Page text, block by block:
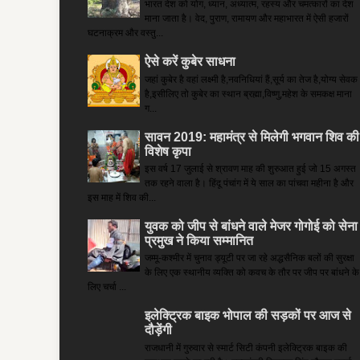
भारत देश को योग, ध्यान, अध्यात्म, रहस्य और चमत्कारों का देश
माना जाता है। वेद, पुराण, रामायण और महाभारत में ऐसी हजारों
घटनाक्रम और वस्तु...
ऐसे करें कुबेर साधना
जहां कुबेर है­ वहां लक्ष्मी है,नवनिधियां हैं,सूर्य का तेज है,योग्य सेवक
है,इसीलिए तो कुबेर का स्थान ब्रह्मा,विष्णु,महेश के समकक्ष माना
ग...
सावन 2019: महामंत्र से मिलेगी भगवान शिव की
विशेष कृपा
इस वर्ष 17 जुलाई से श्रावण माह की शुरुआत हुई जो 15 अगस्त
तक रहने वाला है। हिंदू पंचांग में ये साल का पांचवा महीना है और
इस माह में शिव की...
युवक को जीप से बांधने वाले मेजर गोगोई को सेना
प्रमुख ने किया सम्‍मानित
जम्मू-कश्मीर में चुनाव ड्यूटी पर जा रहे अद्धसैनिक बलों की सुरक्षा
के लिए एक स्थानीय व्यक्ति को कवच के तौर पर जीप पर बांधने के
लिए चर्चा ...
इलेक्ट्रिक बाइक भोपाल की सड़कों पर आज से
दौड़ेंगी
राजधानी में गुरुवार से स्मार्ट सिटी कंपनी इलेक्ट्रिक बाइक की